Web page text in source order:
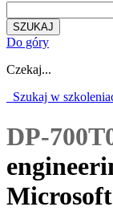
Do góry
Czekaj...
Szukaj w
DP-